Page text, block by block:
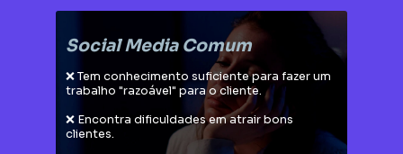
❌ Tem conhecimento suficiente para fazer um
trabalho "razoável" para o cliente.
❌ Encontra dificuldades em atrair bons
clientes.
Social Media Comum